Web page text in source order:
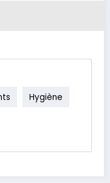
Hygiène